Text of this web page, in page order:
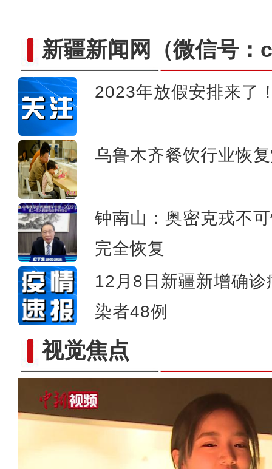
新疆新闻网 （微信号
2023年放假安排来了
乌鲁木齐餐饮行业恢
钟南山：奥密克戎不
完全恢复
12月8日新疆新增确
染者48例
视觉焦点探访新疆大型农贸市场